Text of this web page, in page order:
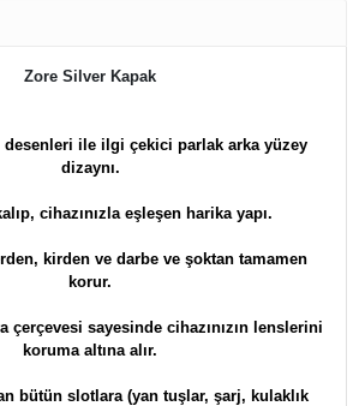
Zore Silver Kapak
desenleri ile ilgi çekici parlak arka yüzey
dizaynı.
cihazınızla eşleşen harika yapı.
kirden ve darbe ve şoktan tamamen
korur.
çerçevesi sayesinde cihazınızın lenslerini
koruma altına alır.
bütün slotlara (yan tuşlar, şarj, kulaklık